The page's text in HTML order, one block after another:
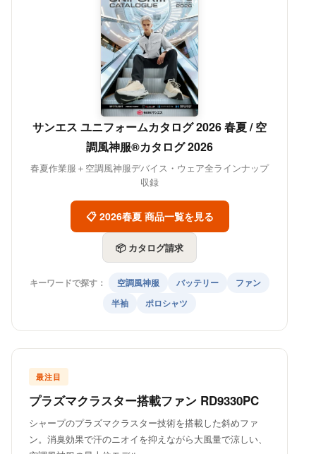
サンエス ユニフォームカタログ 2026 春夏 / 空
調風神服®カタログ 2026
春夏作業服＋空調風神服デバイス・ウェア全ラインナップ
収録
📋 2026春夏 商品一覧を見る
📦 カタログ請求
キーワードで探す： 空調風神服 バッテリー
ファン
半袖
ポロシャツ
最注目
プラズマクラスター搭載ファン RD9330PC
シャープのプラズマクラスター技術を搭載した斜めファ
ン。消臭効果で汗のニオイを抑えながら大風量で涼しい、